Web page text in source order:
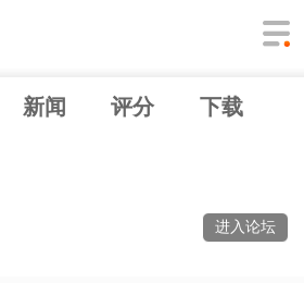
新闻 评分 下载
进入论坛